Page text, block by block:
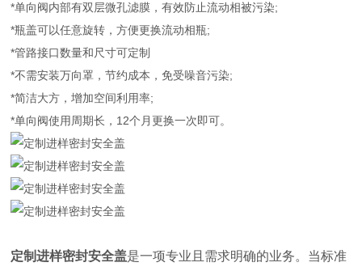
*单向阀内部有双层微孔滤膜，有效防止流动相被污染;
*瓶盖可以任意旋转，方便更换流动相瓶;
*管路接口数量和尺寸可定制
*不需安装万向罩，节约成本，免受噪音污染;
*简洁大方，增加空间利用率;
*单向阀使用周期长，12个月更换一次即可。
定制进样密封安全盖是一项专业且需求明确的业务。当标准